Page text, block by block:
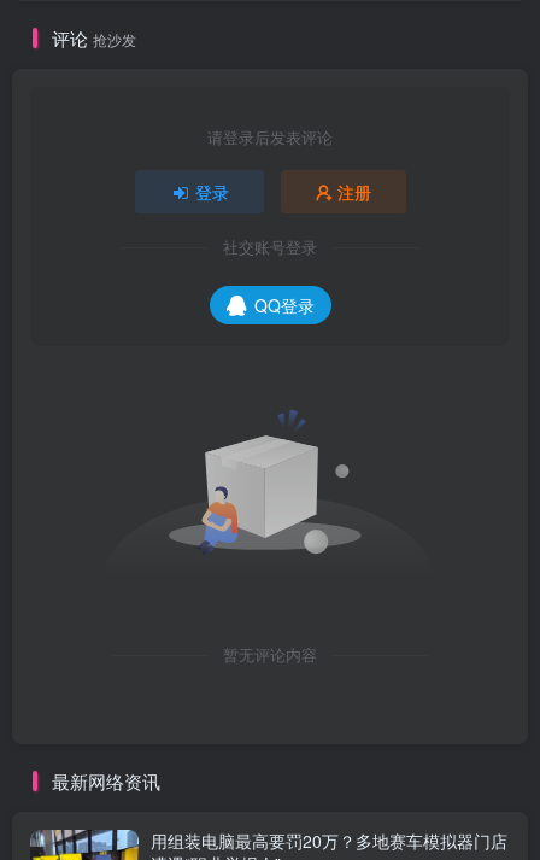
评论 抢沙发
请登录后发表评论
登录 注册
社交账号登录
QQ登录
暂无评论内容
最新网络资讯
用组装电脑最高要罚20万？多地赛车模拟器门店